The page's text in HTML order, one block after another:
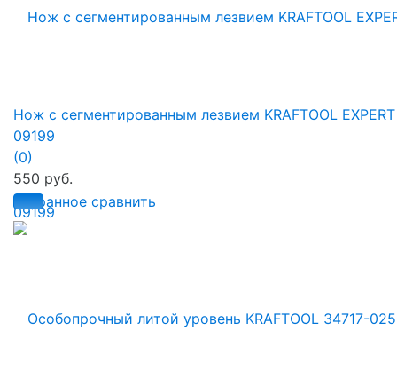
избранное сравнить
Нож с сегментированным лезвием KRAFTOOL EXPERT
09199
(0)
550 руб.